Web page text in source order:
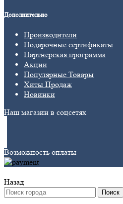
Дополнительно
Производители
Подарочные сертификаты
Партнёрская программа
Акции
Популярные Товары
Хиты Продаж
Новинки
Наш магазин в соцсетях
Возможность оплаты
Назад
Поиск